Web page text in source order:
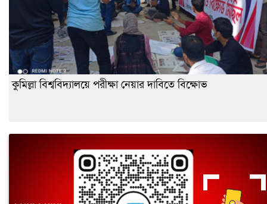
কুমিল্লা বিশ্ববিদ্যালয়ে পরীক্ষা নেয়ার দাবিতে বিক্ষোভ